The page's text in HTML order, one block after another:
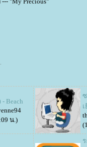
Beach
น.)